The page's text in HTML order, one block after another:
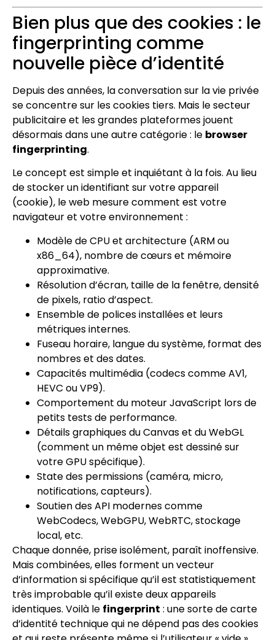
Bien plus que des cookies : le
fingerprinting comme
nouvelle pièce d’identité
Depuis des années, la conversation sur la vie privée
se concentre sur les cookies tiers. Mais le secteur
publicitaire et les grandes plateformes jouent
désormais dans une autre catégorie : le browser
fingerprinting.
Le concept est simple et inquiétant à la fois. Au lieu
de stocker un identifiant sur votre appareil
(cookie), le web mesure comment est votre
navigateur et votre environnement :
Modèle de CPU et architecture (ARM ou
x86_64), nombre de cœurs et mémoire
approximative.
Résolution d’écran, taille de la fenêtre, densité
de pixels, ratio d’aspect.
Ensemble de polices installées et leurs
métriques internes.
Fuseau horaire, langue du système, format des
nombres et des dates.
Capacités multimédia (codecs comme AV1,
HEVC ou VP9).
Comportement du moteur JavaScript lors de
petits tests de performance.
Détails graphiques du Canvas et du WebGL
(comment un même objet est dessiné sur
votre GPU spécifique).
State des permissions (caméra, micro,
notifications, capteurs).
Soutien des API modernes comme
WebCodecs, WebGPU, WebRTC, stockage
local, etc.
Chaque donnée, prise isolément, paraît inoffensive.
Mais combinées, elles forment un vecteur
d’information si spécifique qu’il est statistiquement
très improbable qu’il existe deux appareils
identiques. Voilà le fingerprint : une sorte de carte
d’identité technique qui ne dépend pas des cookies